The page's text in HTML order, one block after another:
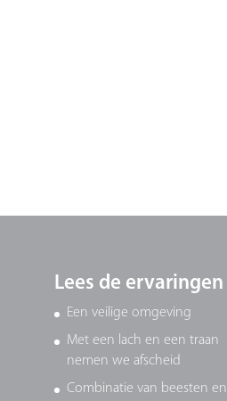
Lees de ervaringen
Een veilige omgeving
Met een lach en een traan
nemen we afscheid
Combinatie van beesten en